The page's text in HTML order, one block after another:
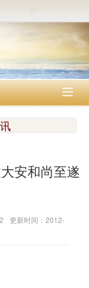

安和尚至遂
更新时间：2012-